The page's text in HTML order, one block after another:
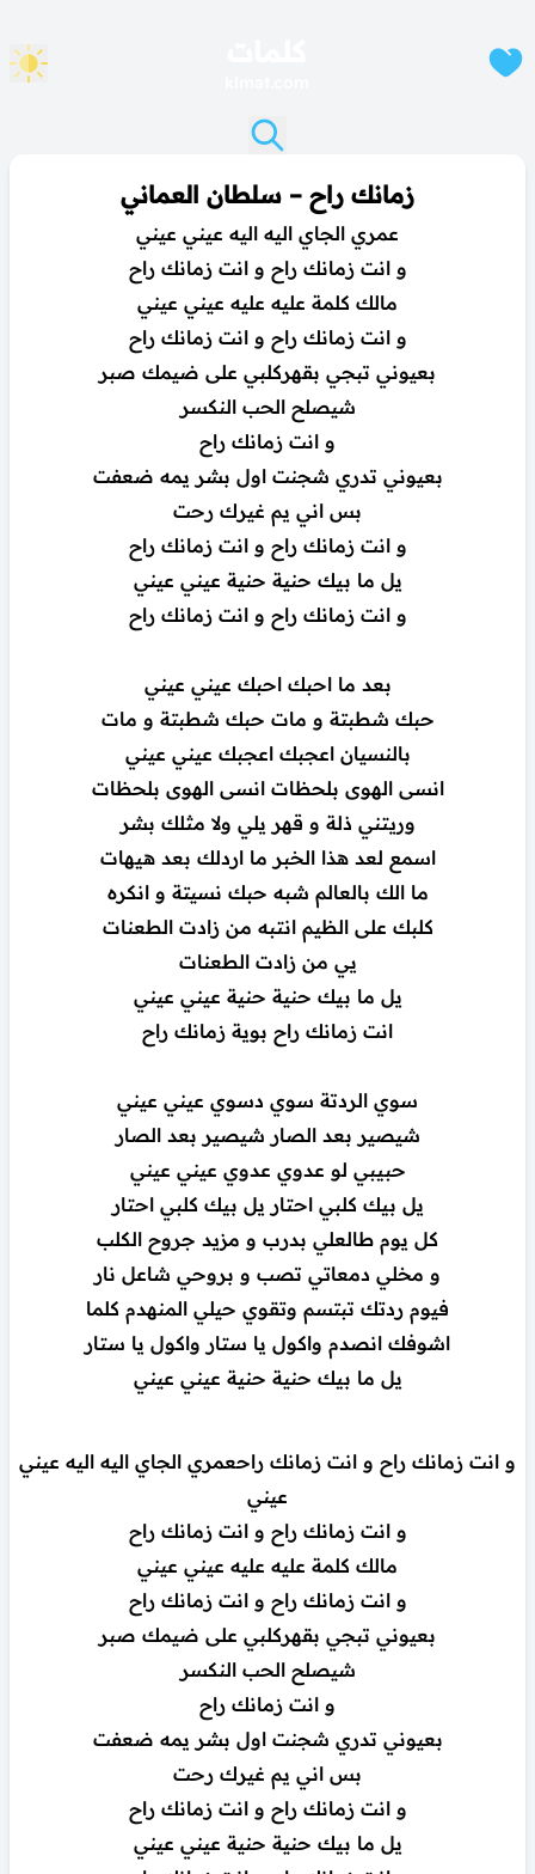
زمانك راح – سلطان العماني
عمري الجاي اليه اليه عيني عيني
و انت زمانك راح و انت زمانك راح
مالك كلمة عليه عليه عيني عيني
و انت زمانك راح و انت زمانك راح
بعيوني تبجي بقهركلبي على ضيمك صبر
شيصلح الحب النكسر
و انت زمانك راح
بعيوني تدري شجنت اول بشر يمه ضعفت
بس اني يم غيرك رحت
و انت زمانك راح و انت زمانك راح
يل ما بيك حنية حنية عيني عيني
و انت زمانك راح و انت زمانك راح
بعد ما احبك احبك عيني عيني
حبك شطبتة و مات حبك شطبتة و مات
بالنسيان اعجبك اعجبك عيني عيني
انسى الهوى بلحظات انسى الهوى بلحظات
وريتني ذلة و قهر يلي ولا مثلك بشر
اسمع لعد هذا الخبر ما اردلك بعد هيهات
ما الك بالعالم شبه حبك نسيتة و انكره
كلبك على الظيم انتبه من زادت الطعنات
يي من زادت الطعنات
يل ما بيك حنية حنية عيني عيني
انت زمانك راح بوية زمانك راح
سوي الردتة سوي دسوي عيني عيني
شيصير بعد الصار شيصير بعد الصار
حبيبي لو عدوي عدوي عيني عيني
يل بيك كلبي احتار يل بيك كلبي احتار
كل يوم طالعلي بدرب و مزيد جروح الكلب
و مخلي دمعاتي تصب و بروحي شاعل نار
فيوم ردتك تبتسم وتقوي حيلي المنهدم كلما
اشوفك انصدم واكول يا ستار واكول يا ستار
يل ما بيك حنية حنية عيني عيني
و انت زمانك راح و انت زمانك راحعمري الجاي اليه اليه عيني
عيني
و انت زمانك راح و انت زمانك راح
مالك كلمة عليه عليه عيني عيني
و انت زمانك راح و انت زمانك راح
بعيوني تبجي بقهركلبي على ضيمك صبر
شيصلح الحب النكسر
و انت زمانك راح
بعيوني تدري شجنت اول بشر يمه ضعفت
بس اني يم غيرك رحت
و انت زمانك راح و انت زمانك راح
يل ما بيك حنية حنية عيني عيني